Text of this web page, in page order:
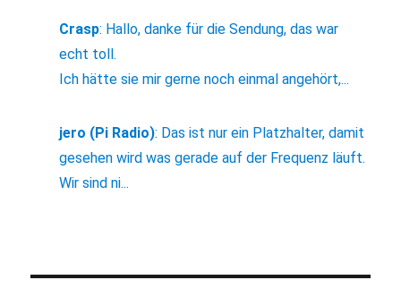
Crasp: Hallo, danke für die Sendung, das war
echt toll.
Ich hätte sie mir gerne noch einmal angehört,...
jero (Pi Radio): Das ist nur ein Platzhalter, damit
gesehen wird was gerade auf der Frequenz läuft.
Wir sind ni...